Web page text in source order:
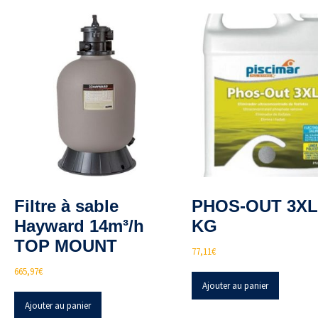
Filtre à sable
Hayward 14m³/h
TOP MOUNT
665,97€
Ajouter au panier
PHOS-OUT
KG
77,11€
Ajouter au panier